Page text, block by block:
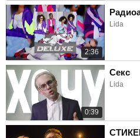
2:36
Lida
0:39
Секс
Lida